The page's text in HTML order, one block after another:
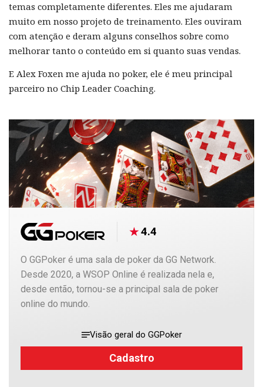
temas completamente diferentes. Eles me ajudaram
muito em nosso projeto de treinamento. Eles ouviram
com atenção e deram alguns conselhos sobre como
melhorar tanto o conteúdo em si quanto suas vendas.
E Alex Foxen me ajuda no poker, ele é meu principal
parceiro no Chip Leader Coaching.
4.4
O GGPoker é uma sala de poker da GG Network.
Desde 2020, a WSOP Online é realizada nela e,
desde então, tornou-se a principal sala de poker
online do mundo.
Visão geral do GGPoker
Cadastro